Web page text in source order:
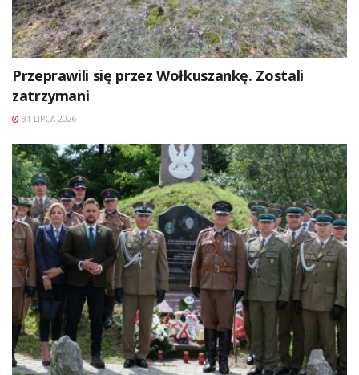
Przeprawili się przez Wołkuszankę. Zostali
zatrzymani
31 LIPCA 2026